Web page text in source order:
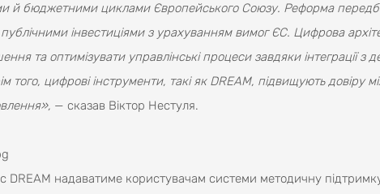
й бюджетними циклами Європейського Союзу. Реформа
інвестиціями з урахуванням вимог ЄС. Цифрова
та оптимізувати управлінські процеси завдяки інтеграції
того, цифрові інструменти, такі як DREAM, підвищують довіру
— сказав Віктор Нестуля.
DREAM надаватиме користувачам системи методичну